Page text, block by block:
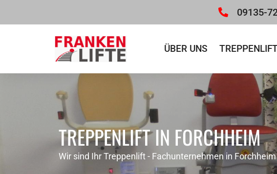
09135-
ÜBER UNS
TREPPENLIFT IN FORCHHEIM
Wir sind Ihr Treppenlift - Fachunternehmen in Forchheim